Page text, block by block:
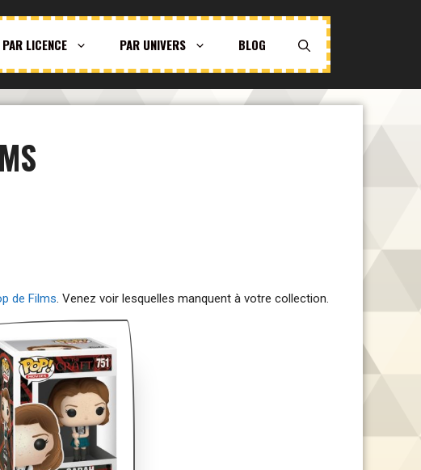
PAR LICENCE PAR UNIVERS BLOG
de Films. Venez voir lesquelles manquent à votre collection.